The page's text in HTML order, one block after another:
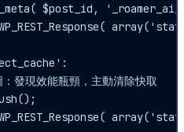
$post_id,
發現效能瓶頸，主動清除快取